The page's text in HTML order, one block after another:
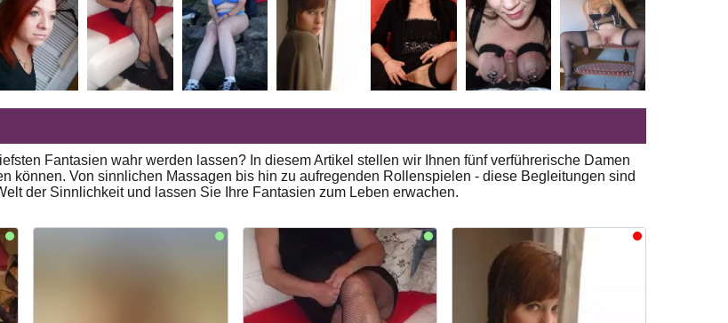
Fantasien wahr werden lassen? In diesem Artikel stellen wir Ihnen fünf verführerische Damen
können. Von sinnlichen Massagen bis hin zu aufregenden Rollenspielen - diese Begleitungen sind
der Sinnlichkeit und lassen Sie Ihre Fantasien zum Leben erwachen.